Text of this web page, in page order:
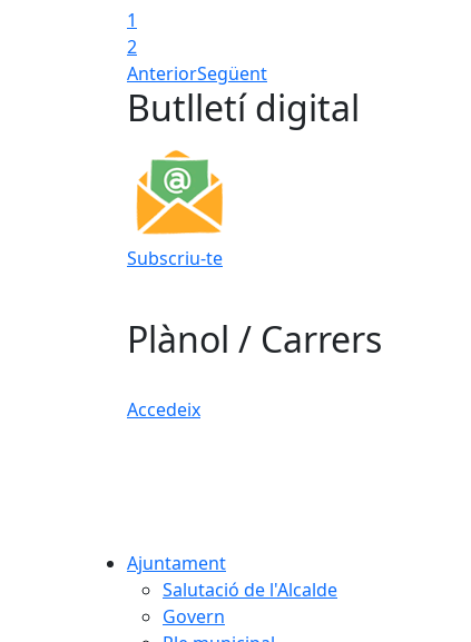
1
2
AnteriorSegüent
Butlletí digital
Subscriu-te
Plànol / Carrers
Accedeix
Ajuntament
Salutació de l'Alcalde
Govern